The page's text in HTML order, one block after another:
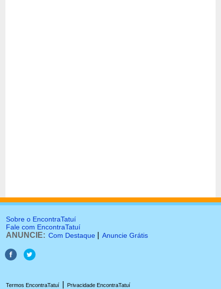
Sobre o EncontraTatuí
Fale com EncontraTatuí
ANUNCIE: Com Destaque Anuncie Grátis
Termos EncontraTatuí Privacidade EncontraTatuí